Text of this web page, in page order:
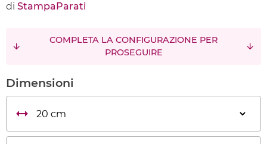
di StampaParati
COMPLETA LA CONFIGURAZIONE PER
PROSEGUIRE
Dimensioni